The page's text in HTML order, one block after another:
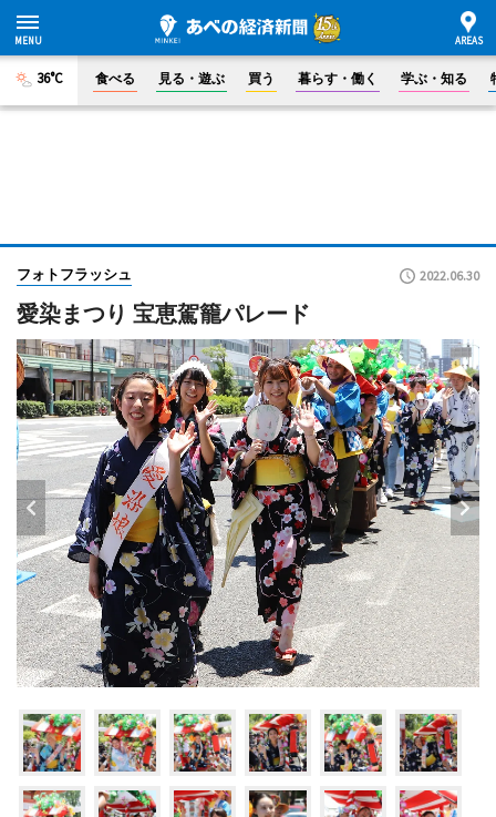
36°C 食べる 見る・遊ぶ 買う 暮らす・働く 学ぶ・知る
フォトフラッシュ 2022.06.30
愛染まつり 宝恵駕籠パレード